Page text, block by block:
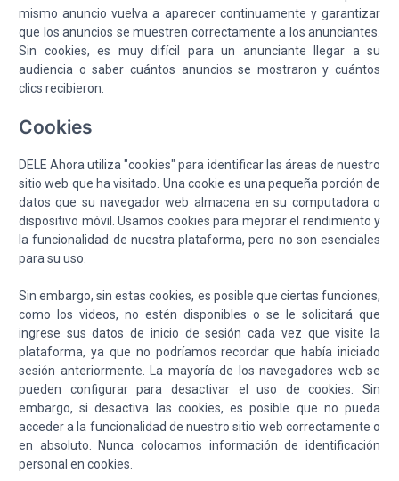
mismo anuncio vuelva a aparecer continuamente y garantizar
que los anuncios se muestren correctamente a los anunciantes.
Sin cookies, es muy difícil para un anunciante llegar a su
audiencia o saber cuántos anuncios se mostraron y cuántos
clics recibieron.
Cookies
DELE Ahora utiliza "cookies" para identificar las áreas de nuestro
sitio web que ha visitado. Una cookie es una pequeña porción de
datos que su navegador web almacena en su computadora o
dispositivo móvil. Usamos cookies para mejorar el rendimiento y
la funcionalidad de nuestra plataforma, pero no son esenciales
para su uso.
Sin embargo, sin estas cookies, es posible que ciertas funciones,
como los videos, no estén disponibles o se le solicitará que
ingrese sus datos de inicio de sesión cada vez que visite la
plataforma, ya que no podríamos recordar que había iniciado
sesión anteriormente. La mayoría de los navegadores web se
pueden configurar para desactivar el uso de cookies. Sin
embargo, si desactiva las cookies, es posible que no pueda
acceder a la funcionalidad de nuestro sitio web correctamente o
en absoluto. Nunca colocamos información de identificación
personal en cookies.